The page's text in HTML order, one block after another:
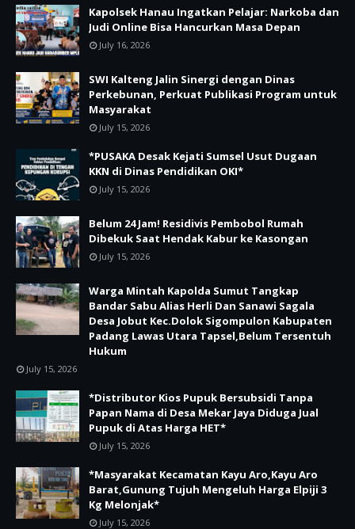
Kapolsek Hanau Ingatkan Pelajar: Narkoba dan
Judi Online Bisa Hancurkan Masa Depan
July 16, 2026
SWI Kalteng Jalin Sinergi dengan Dinas
Perkebunan, Perkuat Publikasi Program untuk
Masyarakat
July 15, 2026
*PUSAKA Desak Kejati Sumsel Usut Dugaan
KKN di Dinas Pendidikan OKI*
July 15, 2026
Belum 24 Jam! Residivis Pembobol Rumah
Dibekuk Saat Hendak Kabur ke Kasongan
July 15, 2026
Warga Mintah Kapolda Sumut Tangkap
Bandar Sabu Alias Herli Dan Sanawi Sagala
Desa Jobut Kec.Dolok Sigompulon Kabupaten
Padang Lawas Utara Tapsel,Belum Tersentuh
Hukum
July 15, 2026
*Distributor Kios Pupuk Bersubsidi Tanpa
Papan Nama di Desa Mekar Jaya Diduga Jual
Pupuk di Atas Harga HET*
July 15, 2026
*Masyarakat Kecamatan Kayu Aro,Kayu Aro
Barat,Gunung Tujuh Mengeluh Harga Elpiji 3
Kg Melonjak*
July 15, 2026